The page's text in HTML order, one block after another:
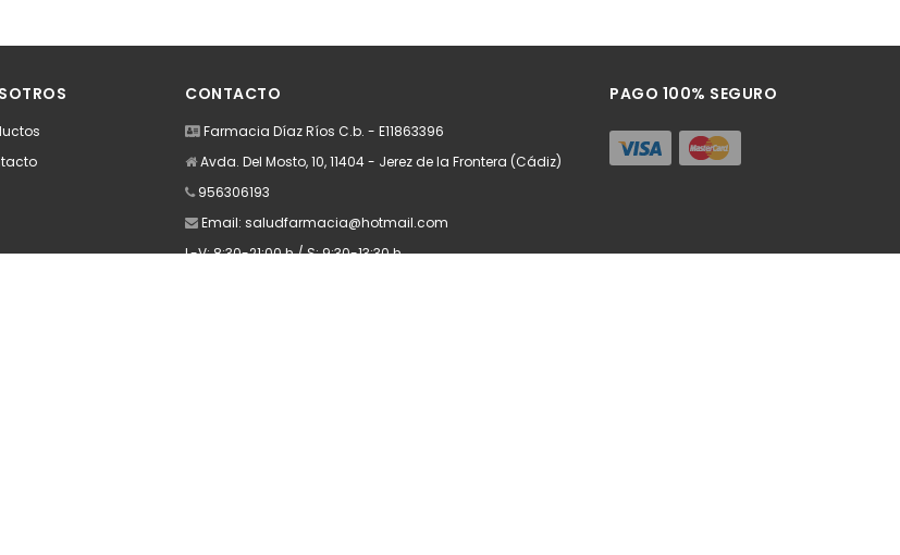
CONTACTO
Farmacia Díaz Ríos C.b. - E11863396
Avda. Del Mosto, 10, 11404 - Jerez de la Frontera (Cádiz)
956306193
Email: saludfarmacia@hotmail.com
L-V: 8:30-21:00 h / S: 9:30-13:30 h
PAGO 100% SEGURO